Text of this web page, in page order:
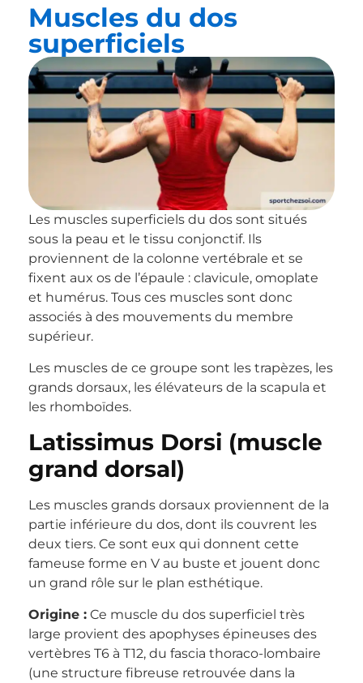
Muscles du dos
superficiels
Les muscles superficiels du dos sont situés
sous la peau et le tissu conjonctif. Ils
proviennent de la colonne vertébrale et se
fixent aux os de l’épaule : clavicule, omoplate
et humérus. Tous ces muscles sont donc
associés à des mouvements du membre
supérieur.
Les muscles de ce groupe sont les trapèzes, les
grands dorsaux, les élévateurs de la scapula et
les rhomboïdes.
Latissimus Dorsi (muscle
grand dorsal)
Les muscles grands dorsaux proviennent de la
partie inférieure du dos, dont ils couvrent les
deux tiers. Ce sont eux qui donnent cette
fameuse forme en V au buste et jouent donc
un grand rôle sur le plan esthétique.
Origine : Ce muscle du dos superficiel très
large provient des apophyses épineuses des
vertèbres T6 à T12, du fascia thoraco-lombaire
(une structure fibreuse retrouvée dans la